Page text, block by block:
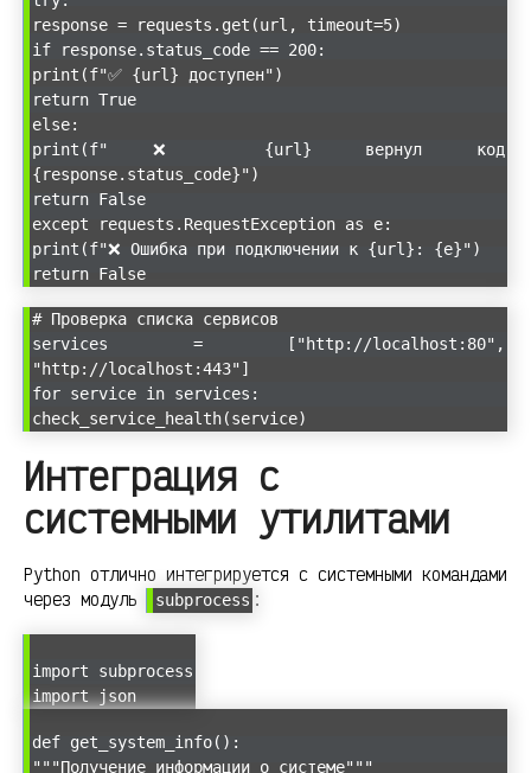
response = requests.get(url, timeout=5)
if response.status_code == 200:
print(f"✅ {url} доступен")
return True
else:
print(f"❌ {url} вернул код
{response.status_code}")
return False
except requests.RequestException as e:
print(f"❌ Ошибка при подключении к {url}: {e}")
return False
# Проверка списка сервисов
services = ["http://localhost:80",
"http://localhost:443"]
for service in services:
check_service_health(service)
Интеграция с
системными утилитами
Python отлично интегрируется с системными командами
через модуль
subprocess :
import subprocess
import json
def get_system_info():
"""Получение информации о системе"""